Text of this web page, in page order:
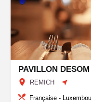
PAVILLON DESOM
REMICH
Française -